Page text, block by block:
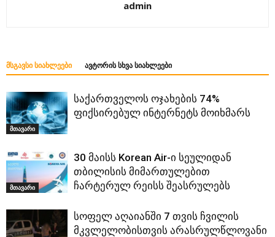
admin
ᲛᲡᲒᲐᲕᲡᲘ ᲡᲘᲐᲮᲚᲔᲔᲑᲘ ᲐᲕᲢᲝᲠᲘᲡ ᲡᲮᲕᲐ ᲡᲘᲐᲮᲚᲔᲔᲑᲘ
მთავარი
საქართველოს ოჯახების 74%
ფიქსირებულ ინტერნეტს მოიხმარს
მთავარი
30 მაისს Korean Air-ი სეულიდან
თბილისის მიმართულებით
ჩარტერულ რეისს შეასრულებს
სოფელ აღაიანში 7 თვის ჩვილის
მკვლელობისთვის არასრულწლოვანი